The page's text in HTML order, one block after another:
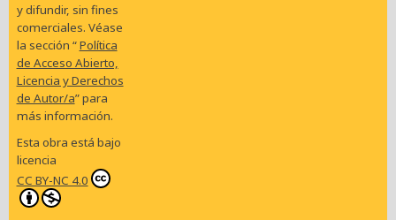
y difundir, sin fines
comerciales. Véase
la sección “Política
de Acceso Abierto,
Licencia y Derechos
de Autor/a” para
más información.
Esta obra está bajo
licencia
CC BY-NC 4.0